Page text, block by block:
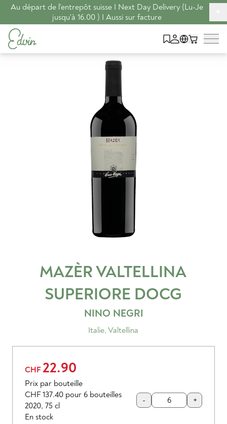
Au départ de l'entrepôt suisse I Next Day Delivery (Lu-Je
jusqu'à 16.00 ) I Aussi sur facture
MAZÈR VALTELLINA
SUPERIORE DOCG
NINO NEGRI
Italie, Valtellina
CHF 22.90
Prix par bouteille
CHF 137.40 pour 6 bouteilles
2020, 75 cl
En stock
- +